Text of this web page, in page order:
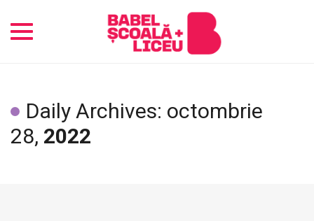
Toggle
Daily Archives: octombrie
28, 2022